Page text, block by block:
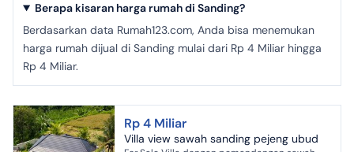
Berapa kisaran harga rumah di Sanding?
Berdasarkan data Rumah123.com, Anda bisa menemukan
harga rumah dijual di Sanding mulai dari Rp 4 Miliar hingga
Rp 4 Miliar.
Rp 4 Miliar
Villa view sawah sanding pejeng ubud